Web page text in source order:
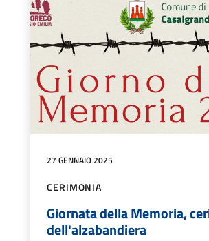
27 GENNAIO 2025
CERIMONIA
Giornata della Memoria,
dell'alzabandiera